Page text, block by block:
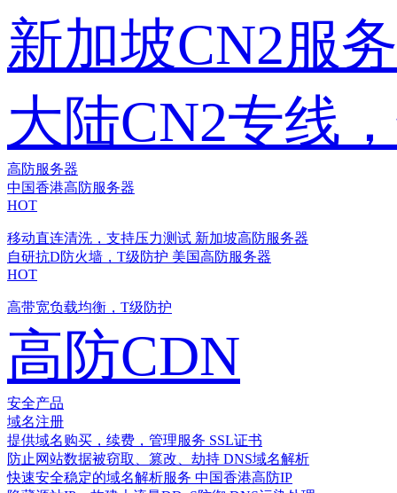
新加坡CN2服
大陆CN2专线
高防服务器
中国香港高防服务器
HOT
移动直连清洗，支持压力测试 新加坡高防服务器
自研抗D防火墙，T级防护 美国高防服务器
HOT
高带宽负载均衡，T级防护
高防CDN
安全产品
域名注册
提供域名购买，续费，管理服务 SSL证书
防止网站数据被窃取、篡改、劫持 DNS域名解析
快速安全稳定的域名解析服务 中国香港高防IP